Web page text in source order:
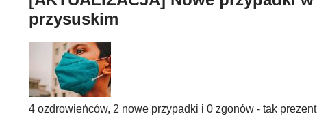
przysuskim
4 ozdrowieńców, 2 nowe przypadki i 0 zgonów - tak